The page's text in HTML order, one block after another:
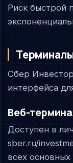
Риск быстрой
Сбер
интерфейса
Веб-
Доступен в
sber.ru/
всех